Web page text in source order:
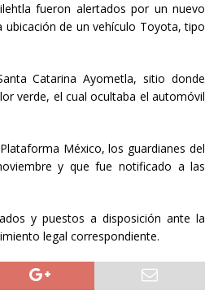
fueron alertados por un nuevo
ubicación de un vehículo Toyota, tipo
Catarina Ayometla, sitio donde
verde, el cual ocultaba el automóvil
México, los guardianes del
y que fue notificado a las
y puestos a disposición ante la
legal correspondiente.